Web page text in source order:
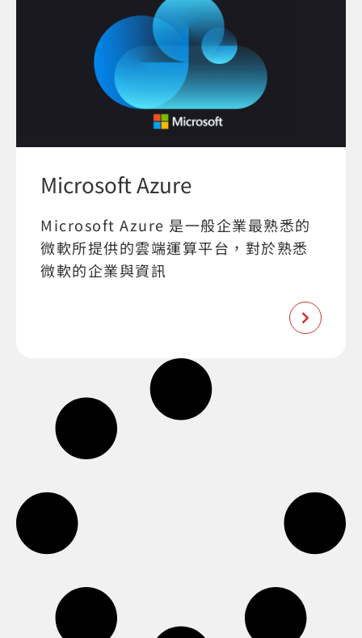
Microsoft Azure
Microsoft Azure 是一般企業最熟悉的
微軟所提供的雲端運算平台，對於熟悉
微軟的企業與資訊